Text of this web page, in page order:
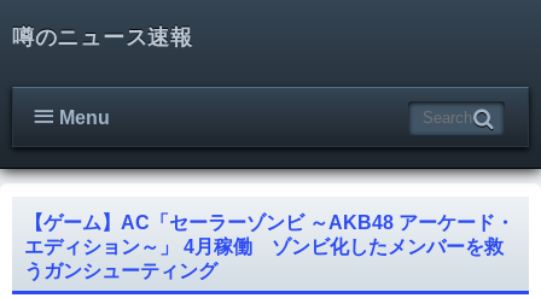
噂のニュース速報
Menu
【ゲーム】AC「セーラーゾンビ ～AKB48 アーケード・
エディション～」 4月稼働 ゾンビ化したメンバーを救
うガンシューティング